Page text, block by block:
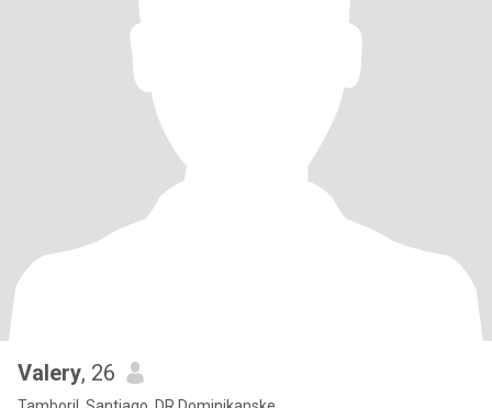
Valery, 26